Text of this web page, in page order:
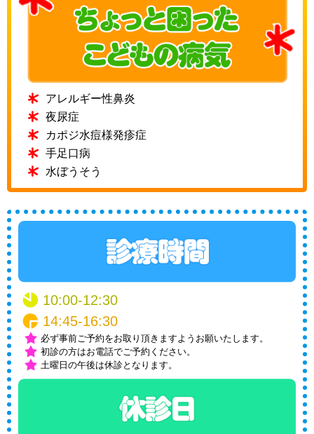
アレルギー性鼻炎
夜尿症
カポジ水痘様発疹症
手足口病
水ぼうそう
10:00-12:30
14:45-16:30
必ず事前ご予約をお取り頂きますようお願いたします。
初診の方はお電話でご予約ください。
土曜日の午後は休診となります。